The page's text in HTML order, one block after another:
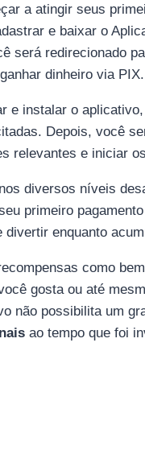
a atingir seus
e baixar o
será redirecionado
dinheiro via PIX.
e instalar o
Depois, você
relevantes e iniciar
diversos níveis
primeiro
divertir enquanto
como
gosta ou até
não possibilita um
ao tempo que foi